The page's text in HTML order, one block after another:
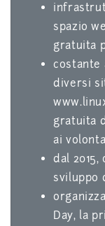
spazio
gratuita
costante
diversi
gratuita
ai
dal
sviluppo
Day, la